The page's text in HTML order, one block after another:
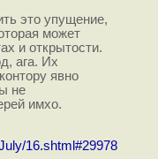
это упущение,
может
и открытости.
ага. Их
явно
не
имхо.
16.shtml#29978